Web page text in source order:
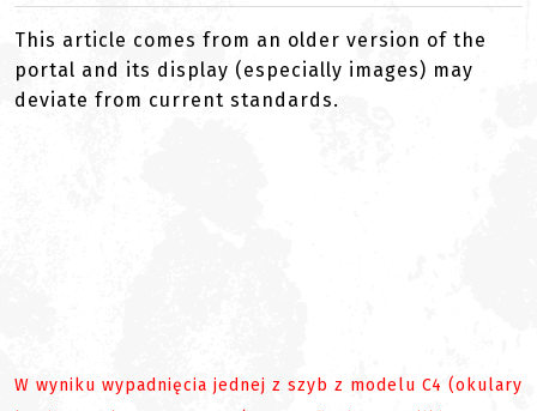
This article comes from an older version of the
portal and its display (especially images) may
deviate from current standards.
W wyniku wypadnięcia jednej z szyb z modelu C4 (okulary